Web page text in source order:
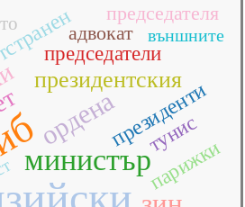
министър
ордена
президентския
президенти
парижки
председатели
тунис
адвокат
председателя
външните